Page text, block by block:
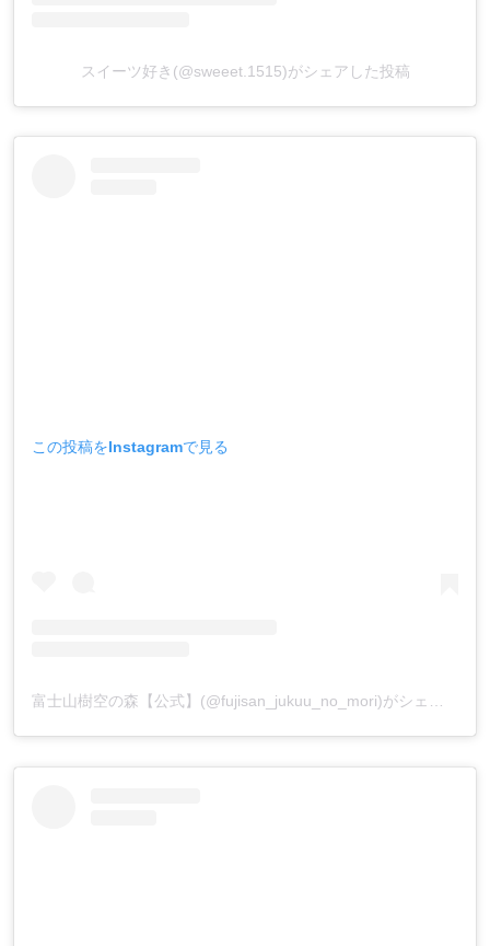
スイーツ好き(@sweeet.1515)がシェアした投稿
この投稿をInstagramで見る
富士山樹空の森【公式】(@fujisan_jukuu_no_mori)がシェアした投稿